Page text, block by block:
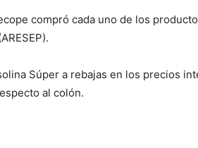
compró cada uno de los
Súper a rebajas en los precios
al colón.